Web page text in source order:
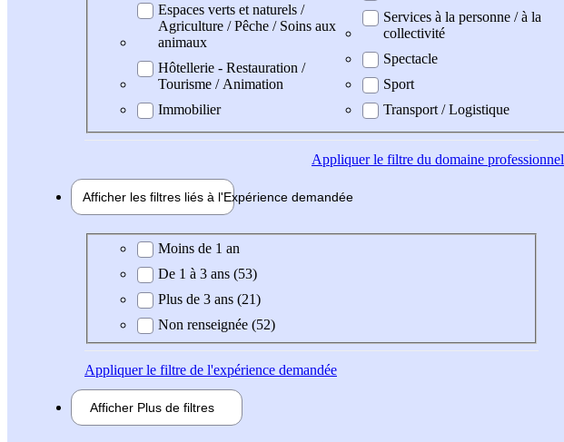
Espaces verts et naturels /
Agriculture / Pêche / Soins aux
animaux
Hôtellerie - Restauration /
Tourisme / Animation
Immobilier
Services à la personne / à la
collectivité
Spectacle
Sport
Transport / Logistique
Appliquerle filtre du domaine professionnel
Afficher les filtres liés à l'Expérience demandée
Expérience demandée
Moins de 1 an
De 1 à 3 ans (53)
Plus de 3 ans (21)
Non renseignée (52)
Appliquerle filtre de l'expérience demandée
Afficher Plus de filtres